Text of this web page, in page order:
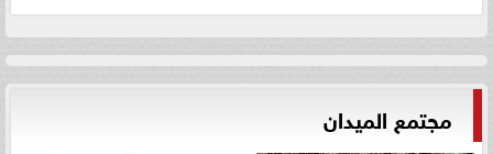
مجتمع الميدان